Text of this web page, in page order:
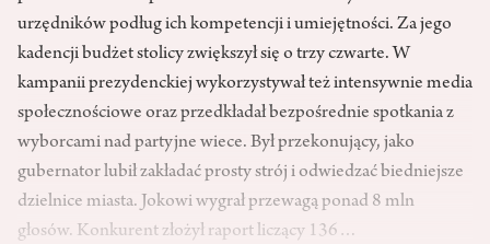
urzędników podług ich kompetencji i umiejętności. Za jego
kadencji budżet stolicy zwiększył się o trzy czwarte. W
kampanii prezydenckiej wykorzystywał też intensywnie media
społecznościowe oraz przedkładał bezpośrednie spotkania z
wyborcami nad partyjne wiece. Był przekonujący, jako
gubernator lubił zakładać prosty strój i odwiedzać biedniejsze
dzielnice miasta. Jokowi wygrał przewagą ponad 8 mln
głosów. Konkurent złożył raport liczący 136…